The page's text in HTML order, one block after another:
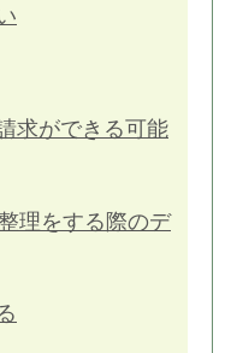
求ができる可能
理をする際のデ